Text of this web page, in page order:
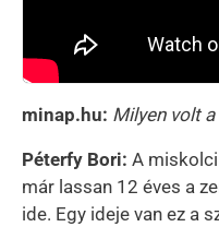
minap.hu: Milyen volt
Péterfy Bori: A
már lassan 12 éves a
ide. Egy ideje van ez a